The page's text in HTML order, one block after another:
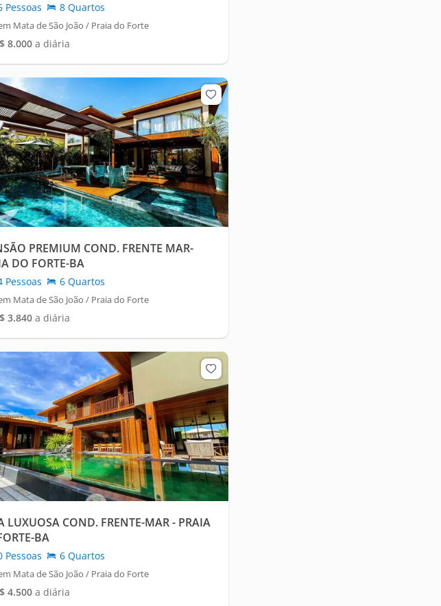
Pessoas 8 Quartos
Mata de São João / Praia do Forte
8.000a diária
PREMIUM COND. FRENTE MAR-
DO FORTE-BA
Pessoas 6 Quartos
Mata de São João / Praia do Forte
3.840a diária
LUXUOSA COND. FRENTE-MAR - PRAIA
BA
Pessoas 6 Quartos
Mata de São João / Praia do Forte
4.500a diária